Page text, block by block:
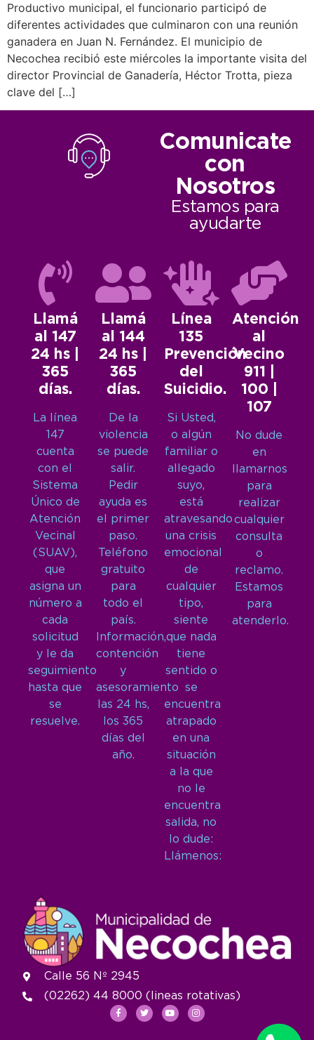
Productivo municipal, el funcionario participó de
diferentes actividades que culminaron con una reunión
ganadera en Juan N. Fernández. El municipio de
Necochea recibió este miércoles la importante visita del
director Provincial de Ganadería, Héctor Trotta, pieza
clave del […]
Comunicate
con
Nosotros
Estamos para
ayudarte
Llamá
al 147
24 hs |
365
días.
La línea
147
cuenta
con el
Sistema
Único de
Atención
Vecinal
(SUAV),
que
asigna un
número a
cada
solicitud
y le da
seguimiento
hasta que
se
resuelve.
Llamá
al 144
24 hs |
365
días.
De la
violencia
se puede
salir.
Pedir
ayuda es
el primer
paso.
Teléfono
gratuito
para
todo el
país.
Información,
contención
y
asesoramiento
las 24 hs,
los 365
días del
año.
Línea
135
Prevención
del
Suicidio.
Si Usted,
o algún
familiar o
allegado
suyo,
está
atravesando
una crisis
emocional
de
cualquier
tipo,
siente
que nada
tiene
sentido o
se
encuentra
atrapado
en una
situación
a la que
no le
encuentra
salida, no
lo dude:
Llámenos:
Atención
al
Vecino
911 |
100 |
107
No dude
en
llamarnos
para
realizar
cualquier
consulta
o
reclamo.
Estamos
para
atenderlo.
Calle 56 Nº 2945
(02262) 44 8000 (lineas rotativas)